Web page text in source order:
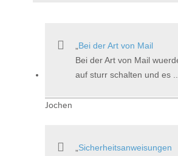
Bei der Art von Mail
Bei der Art von Mail
auf sturr schalten und es
Jochen
Sicherheitsanweisungen